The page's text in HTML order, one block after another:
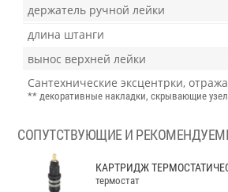
держатель ручной лейки
длина штанги
вынос верхней лейки
Сантехнические эксцентрки,
** декоративные накладки, скрывающие
СОПУТСТВУЮЩИЕ И
КАРТРИДЖ
термостат